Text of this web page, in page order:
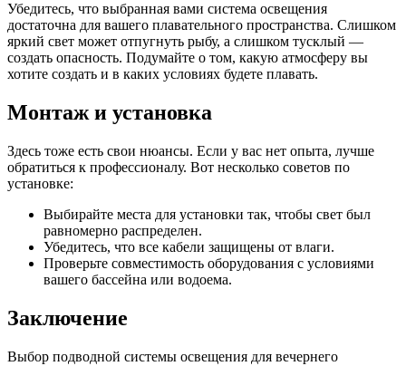
Убедитесь, что выбранная вами система освещения
достаточна для вашего плавательного пространства. Слишком
яркий свет может отпугнуть рыбу, а слишком тусклый —
создать опасность. Подумайте о том, какую атмосферу вы
хотите создать и в каких условиях будете плавать.
Монтаж и установка
Здесь тоже есть свои нюансы. Если у вас нет опыта, лучше
обратиться к профессионалу. Вот несколько советов по
установке:
Выбирайте места для установки так, чтобы свет был
равномерно распределен.
Убедитесь, что все кабели защищены от влаги.
Проверьте совместимость оборудования с условиями
вашего бассейна или водоема.
Заключение
Выбор подводной системы освещения для вечернего